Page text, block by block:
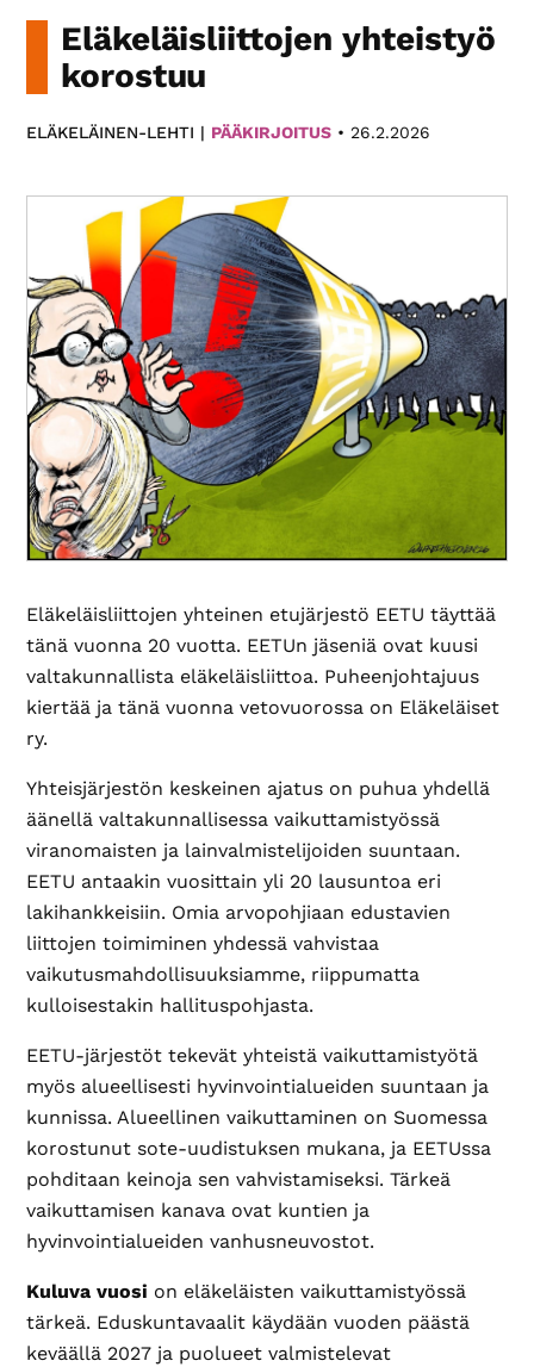
yhdistyksemme
eri
Suomea
monipuolista
toimintaa.
Eläkeläisliittojen yhteistyö
korostuu
ELÄKELÄINEN-LEHTI | PÄÄKIRJOITUS • 26.2.2026
Eläkeläisliittojen yhteinen etujärjestö EETU täyttää
tänä vuonna 20 vuotta. EETUn jäseniä ovat kuusi
valtakunnallista eläkeläisliittoa. Puheenjohtajuus
kiertää ja tänä vuonna vetovuorossa on Eläkeläiset
ry.
Yhteisjärjestön keskeinen ajatus on puhua yhdellä
äänellä valtakunnallisessa vaikuttamistyössä
viranomaisten ja lainvalmistelijoiden suuntaan.
EETU antaakin vuosittain yli 20 lausuntoa eri
lakihankkeisiin. Omia arvopohjiaan edustavien
liittojen toimiminen yhdessä vahvistaa
vaikutusmahdollisuuksiamme, riippumatta
kulloisestakin hallituspohjasta.
EETU-järjestöt tekevät yhteistä vaikuttamistyötä
myös alueellisesti hyvinvointialueiden suuntaan ja
kunnissa. Alueellinen vaikuttaminen on Suomessa
korostunut sote-uudistuksen mukana, ja EETUssa
pohditaan keinoja sen vahvistamiseksi. Tärkeä
vaikuttamisen kanava ovat kuntien ja
hyvinvointialueiden vanhusneuvostot.
Kuluva vuosi on eläkeläisten vaikuttamistyössä
tärkeä. Eduskuntavaalit käydään vuoden päästä
keväällä 2027 ja puolueet valmistelevat